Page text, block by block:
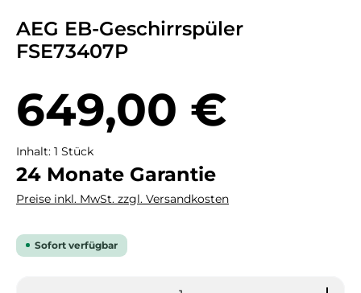
AEG EB-Geschirrspüler
FSE73407P
649,00 €
Inhalt: 1 Stück
24 Monate Garantie
Preise inkl. MwSt. zzgl. Versandkosten
Sofort verfügbar
Produkt Anzahl: Gib den gewünschten Wert